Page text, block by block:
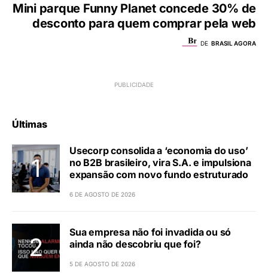
Mini parque Funny Planet concede 30% de
desconto para quem comprar pela web
DE BRASIL AGORA
Últimas
Usecorp consolida a ‘economia do uso’
no B2B brasileiro, vira S.A. e impulsiona
expansão com novo fundo estruturado
6 DE AGOSTO DE 2026
Sua empresa não foi invadida ou só
ainda não descobriu que foi?
5 DE AGOSTO DE 2026